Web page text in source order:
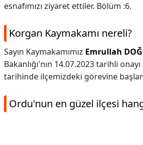
esnafımızı ziyaret ettiler. Bölüm :6.
Korgan Kaymakamı nereli?
Sayın Kaymakamımız Emrullah
Bakanlığı'nın 14.07.2023 tarihli
tarihinde ilçemizdeki görevine
Ordu'nun en güzel ilçesi